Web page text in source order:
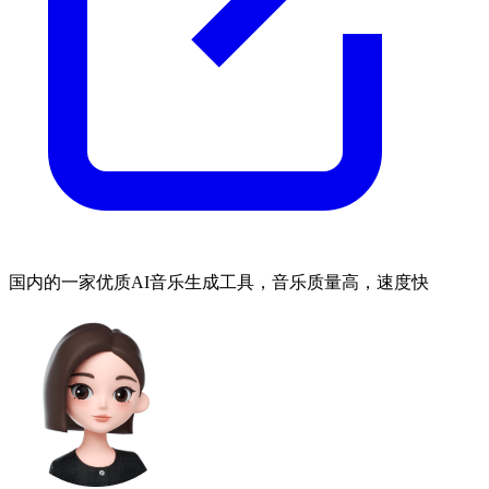
国内的一家优质AI音乐生成工具，音乐质量高，速度快